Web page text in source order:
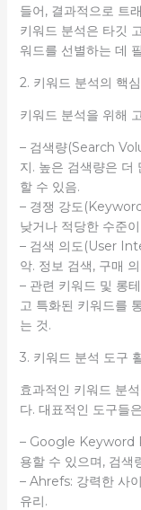
들어, 결과적으로 트
키워드 분석은 타깃
워드를 선별하는 데
2. 키워드 분석의 핵
키워드 분석을 위해
– 검색량(Search
지. 높은 검색량은 더
할 수 있음.
– 경쟁 강도
낮거나 적당한 수준
– 검색 의도(User
악. 정보 검색, 구매
– 관련 키워드 및 롱
고 특화된 키워드를
는 것.
3. 키워드 분석 도구
효과적인 키워드 분
다. 대표적인 도구들
– Google Keyword
용할 수 있으며, 검색
– Ahrefs: 강력한 사
유리.